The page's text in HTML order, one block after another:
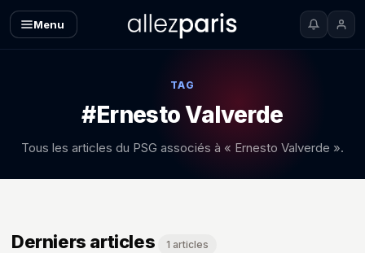
Menu
TAG
#Ernesto Valverde
Tous les articles du PSG associés à « Ernesto Valverde ».
Derniers articles 1 articles